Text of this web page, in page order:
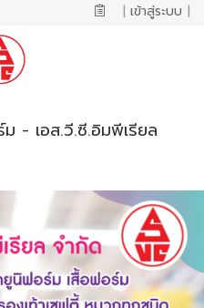
| เข้าสู่ระบบ |
- เอส.วี.ซี.อิมพีเรียล